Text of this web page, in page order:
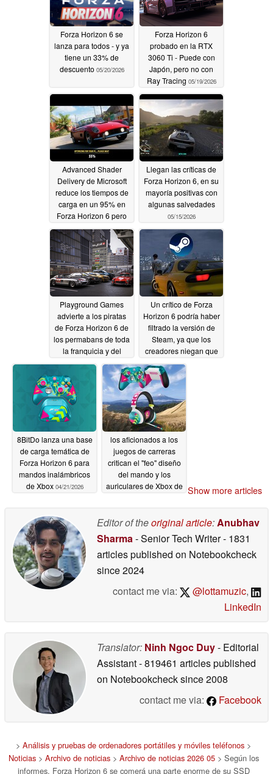
Forza Horizon 6 se
lanza para todos - y ya
tiene un 33% de
descuento 05/20/2026
Forza Horizon 6
probado en la RTX
3060 Ti - Puede con
Japón, pero no con
Ray Tracing 05/19/2026
Advanced Shader
Delivery de Microsoft
reduce los tiempos de
carga en un 95% en
Forza Horizon 6 pero
bloquea la función tras
el ecosistema de
aplicaciones de Xbox
05/19/2026
Llegan las críticas de
Forza Horizon 6, en su
mayoría positivas con
algunas salvedades
05/15/2026
Playground Games
advierte a los piratas
de Forza Horizon 6 de
los permabans de toda
la franquicia y del
hardware05/13/2026
Un crítico de Forza
Horizon 6 podría haber
filtrado la versión de
Steam, ya que los
creadores niegan que
se produjera una
confusión en la
precarga
8BitDo lanza una base
de carga temática de
Forza Horizon 6 para
mandos inalámbricos
de Xbox 04/21/2026
los aficionados a los
juegos de carreras
critican el "feo" diseño
del mando y los
auriculares de Xbox de Show more articles
Editor of theoriginal article:Anubhav
Sharma- Senior Tech Writer- 1831
articles published on Notebookcheck
since 2024
contact me via:
@lottamuzic,
LinkedIn
Translator: Ninh Ngoc Duy- Editorial
Assistant- 819461 articles published
on Notebookchecksince 2008
contact me via:
Facebook
> Análisis y pruebas de ordenadores portátiles y móviles teléfonos >
Noticias> Archivo de noticias> Archivo de noticias 2026 05> Según los
informes, Forza Horizon 6 se comerá una parte enorme de su SSD